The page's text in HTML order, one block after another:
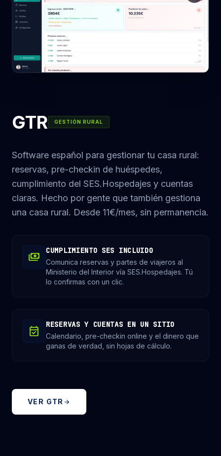
GTR GESTIÓN RURAL
Software español para gestionar tu casa rural:
reservas, pre-checkin de huéspedes,
cumplimiento del SES.Hospedajes y cuentas
claras. Hecho por gente que también gestiona
una casa rural. Desde 11€/mes, sin permanencia.
payments CUMPLIMIENTO SES INCLUIDO
Comunica reservas y partes de viajeros al
Ministerio del Interior vía SES.Hospedajes. Tú
lo confirmas con un clic.
event_available RESERVAS Y CUENTAS EN UN SITIO
Calendario, pre-checkin online y el dinero que
ganas de verdad, sin hojas de cálculo.
VER GTR arrow_forward